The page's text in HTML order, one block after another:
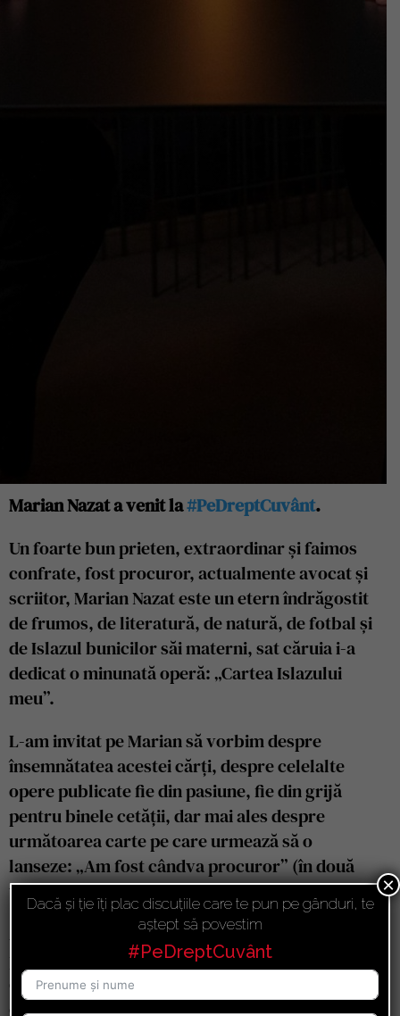
Marian Nazat a venit la#PeDreptCuvânt.
Un foarte bun prieten, extraordinar și faimos
confrate, fost procuror, actualmente avocat și
scriitor, Marian Nazat este un etern îndrăgostit
de frumos, de literatură, de natură, de fotbal și
de Islazul bunicilor săi materni, sat căruia i-a
dedicat o minunată operă: „Cartea Islazului
meu”.
L-am invitat pe Marian să vorbim despre
însemnătatea acestei cărți, despre celelalte
opere publicate fie din pasiune, fie din grijă
pentru binele cetății, dar mai ales despre
următoarea carte pe care urmează să o
lanseze: „Am fost cândva procuror” (în două
volume, Editura RAO).
Am vorbit, așadar, despre iubirea lui Marian
pentru România, despre ce ne trage înainte și
ce ne trage înapoi, am vorbit despre marile
cazuri pe care le-a rezolvat, despre motivele
Dacă și ție îți plac discuțiile care te pun pe gânduri, te
aștept să povestim
#PeDreptCuvânt
×